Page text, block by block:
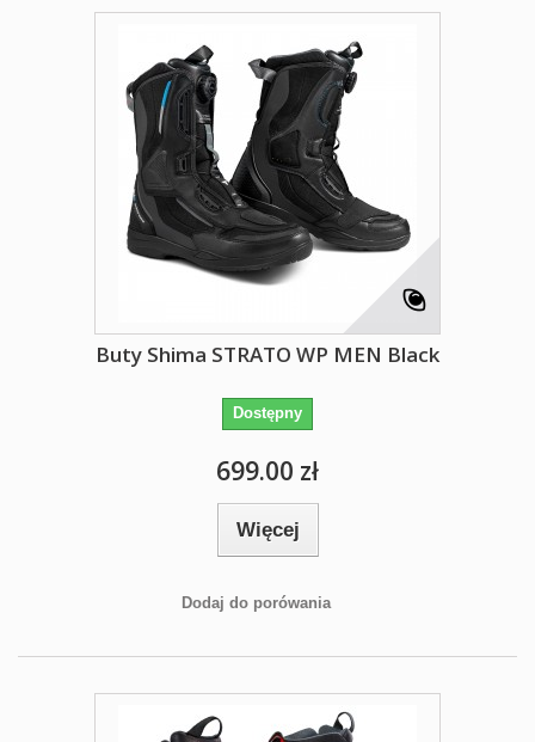
Buty Shima STRATO WP MEN Black
Dostępny
699.00 zł
Więcej
Dodaj do porówania